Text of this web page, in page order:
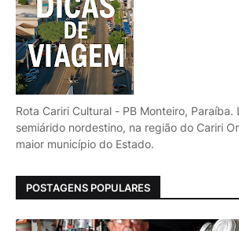
Rota Cariri Cultural - PB Monteiro, Paraíba.
semiárido nordestino, na região do Cariri
maior município do Estado.
POSTAGENS POPULARES